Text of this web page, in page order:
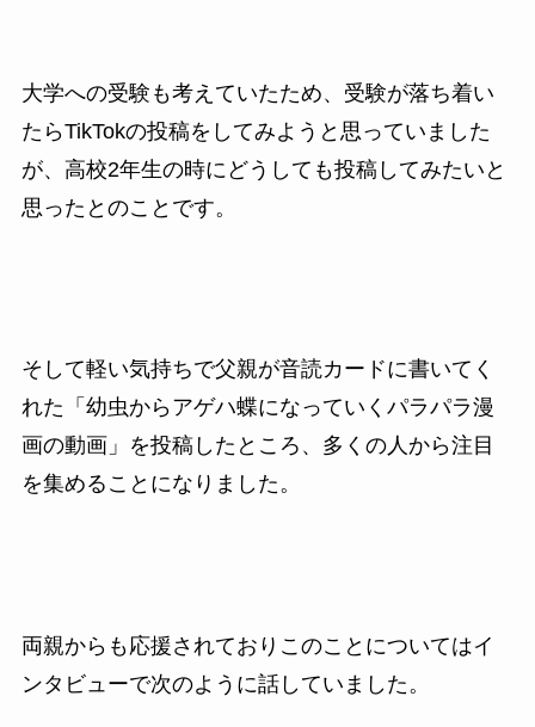
大学への受験も考えていたため、受験が落ち着い
たらTikTokの投稿をしてみようと思っていました
が、高校2年生の時にどうしても投稿してみたいと
思ったとのことです。
そして軽い気持ちで父親が音読カードに書いてく
れた「幼虫からアゲハ蝶になっていくパラパラ漫
画の動画」を投稿したところ、多くの人から注目
を集めることになりました。
両親からも応援されておりこのことについてはイ
ンタビューで次のように話していました。